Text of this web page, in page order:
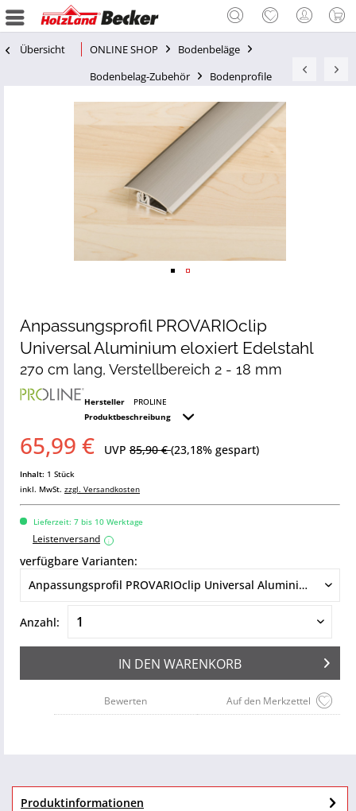
Übersicht ONLINE SHOP
Bodenbeläge
Bodenbelag-Zubehör
Bodenprofile
Anpassungsprofil PROVARIOclip
Universal Aluminium eloxiert Edelstahl
270 cm lang, Verstellbereich 2 - 18 mm
Hersteller
PROLINE
Produktbeschreibung
65,99 € UVP 85,90 €(23,18% gespart)
Inhalt: 1 Stück
inkl. MwSt. zzgl. Versandkosten
Lieferzeit: 7 bis 10 Werktage
Leistenversand i
verfügbare Varianten:
Anzahl:
IN DEN WARENKORB
Auf den Merkzettel
Bewerten
Produktinformationen